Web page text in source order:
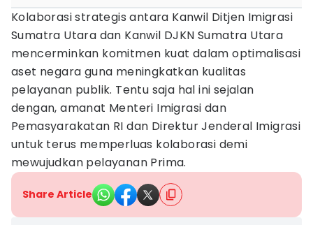
Kolaborasi strategis antara Kanwil Ditjen Imigrasi
Sumatra Utara dan Kanwil DJKN Sumatra Utara
mencerminkan komitmen kuat dalam optimalisasi
aset negara guna meningkatkan kualitas
pelayanan publik. Tentu saja hal ini sejalan
dengan, amanat Menteri Imigrasi dan
Pemasyarakatan RI dan Direktur Jenderal Imigrasi
untuk terus memperluas kolaborasi demi
mewujudkan pelayanan Prima.
Share Article